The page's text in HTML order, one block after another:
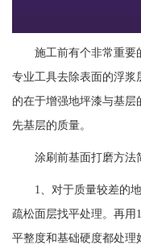
施工前有个非常重要
专业工具去除表面的浮浆
的在于增强地坪漆与基
先基层的质量。
涂刷前基面打磨方法
1
、对于质量较差的
疏松面层找平处理。再用
平整度和基础硬度都处理